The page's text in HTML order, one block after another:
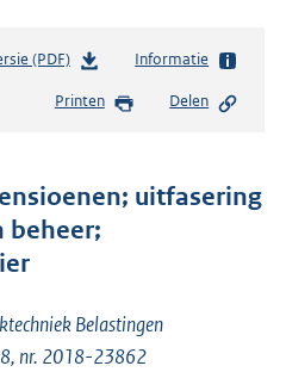
(PDF)b
s
d
s
o
t
Informatie
Printen Delen
uitfasering
beheer;
Belastingen
nr. 2018-23862